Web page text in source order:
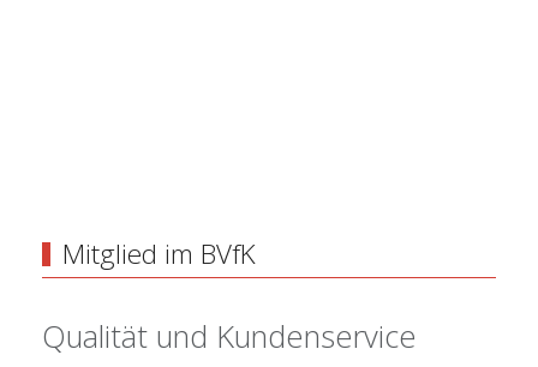
Mitglied im BVfK
Qualität und Kundenservice